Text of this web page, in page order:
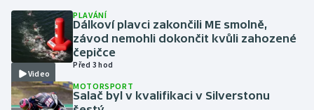
Motorsport
Olympijské hry
Parasport
Video
PLAVÁNÍ
Dálkoví plavci zakončili ME smolně,
závod nemohli dokončit kvůli zahozené
čepičce
Před 3 hod
MOTORSPORT
Salač byl v kvalifikaci v Silverstonu